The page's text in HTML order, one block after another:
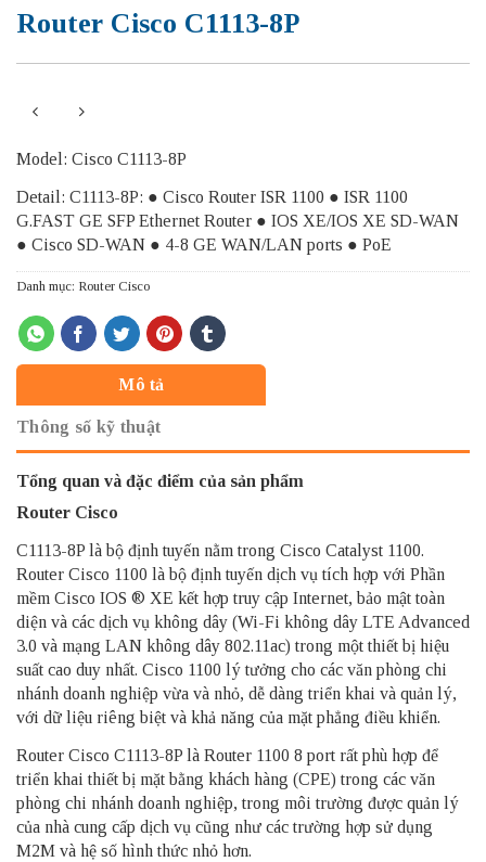
Router Cisco C1113-8P
Model: Cisco C1113-8P
Detail: C1113-8P: ● Cisco Router ISR 1100 ● ISR 1100
G.FAST GE SFP Ethernet Router ● IOS XE/IOS XE SD-WAN
● Cisco SD-WAN ● 4-8 GE WAN/LAN ports ● PoE
Danh mục: Router Cisco
Mô tả
Thông số kỹ thuật
Tổng quan và đặc điểm của sản phẩm
Router Cisco
C1113-8P là bộ định tuyến nằm trong Cisco Catalyst 1100.
Router Cisco 1100 là bộ định tuyến dịch vụ tích hợp với Phần
mềm Cisco IOS ® XE kết hợp truy cập Internet, bảo mật toàn
diện và các dịch vụ không dây (Wi-Fi không dây LTE Advanced
3.0 và mạng LAN không dây 802.11ac) trong một thiết bị hiệu
suất cao duy nhất. Cisco 1100 lý tưởng cho các văn phòng chi
nhánh doanh nghiệp vừa và nhỏ, dễ dàng triển khai và quản lý,
với dữ liệu riêng biệt và khả năng của mặt phẳng điều khiển.
Router Cisco C1113-8P là Router 1100 8 port rất phù hợp để
triển khai thiết bị mặt bằng khách hàng (CPE) trong các văn
phòng chi nhánh doanh nghiệp, trong môi trường được quản lý
của nhà cung cấp dịch vụ cũng như các trường hợp sử dụng
M2M và hệ số hình thức nhỏ hơn.